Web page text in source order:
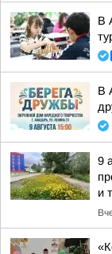
В
В
9
и